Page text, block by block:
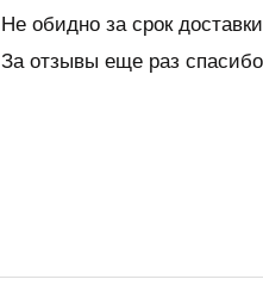
Не обидно за срок
За отзывы еще раз